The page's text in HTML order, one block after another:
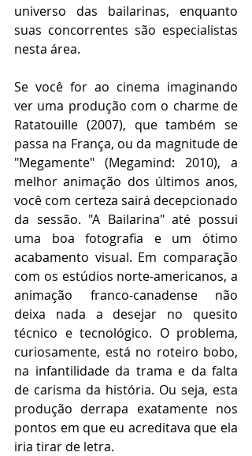
universo das bailarinas, enquanto
suas concorrentes são especialistas
nesta área.
Se você for ao cinema imaginando
ver uma produção com o charme de
Ratatouille (2007), que também se
passa na França, ou da magnitude de
"Megamente" (Megamind: 2010), a
melhor animação dos últimos anos,
você com certeza sairá decepcionado
da sessão. "A Bailarina" até possui
uma boa fotografia e um ótimo
acabamento visual. Em comparação
com os estúdios norte-americanos, a
animação franco-canadense não
deixa nada a desejar no quesito
técnico e tecnológico. O problema,
curiosamente, está no roteiro bobo,
na infantilidade da trama e da falta
de carisma da história. Ou seja, esta
produção derrapa exatamente nos
pontos em que eu acreditava que ela
iria tirar de letra.